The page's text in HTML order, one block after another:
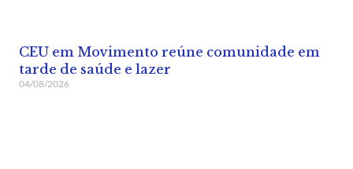
CEU em Movimento reúne comunidade em
tarde de saúde e lazer
04/08/2026